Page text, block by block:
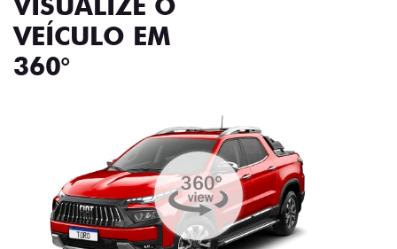
VEÍCULO EM
360°